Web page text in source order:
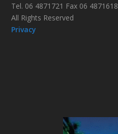
Tel. 06 4871721 Fax 06 4871618
All Rights Reserved
Privacy